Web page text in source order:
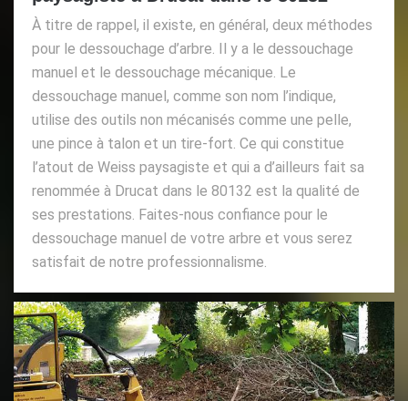
À titre de rappel, il existe, en général, deux méthodes
pour le dessouchage d’arbre. Il y a le dessouchage
manuel et le dessouchage mécanique. Le
dessouchage manuel, comme son nom l’indique,
utilise des outils non mécanisés comme une pelle,
une pince à talon et un tire-fort. Ce qui constitue
l’atout de Weiss paysagiste et qui a d’ailleurs fait sa
renommée à Drucat dans le 80132 est la qualité de
ses prestations. Faites-nous confiance pour le
dessouchage manuel de votre arbre et vous serez
satisfait de notre professionnalisme.